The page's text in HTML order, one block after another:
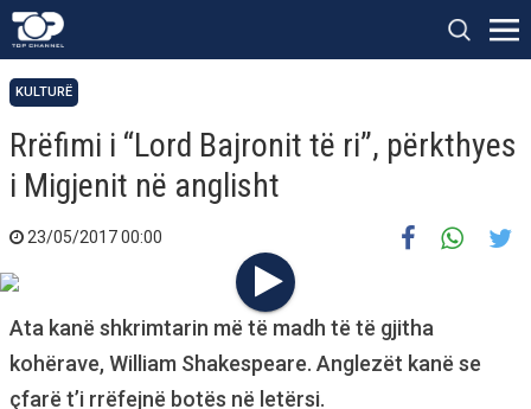
KULTURË
Rrëfimi i “Lord Bajronit të ri”, përkthyes
i Migjenit në anglisht
23/05/2017 00:00
Ata kanë shkrimtarin më të madh të të gjitha
kohërave, William Shakespeare. Anglezët kanë se
çfarë t’i rrëfejnë botës në letërsi.